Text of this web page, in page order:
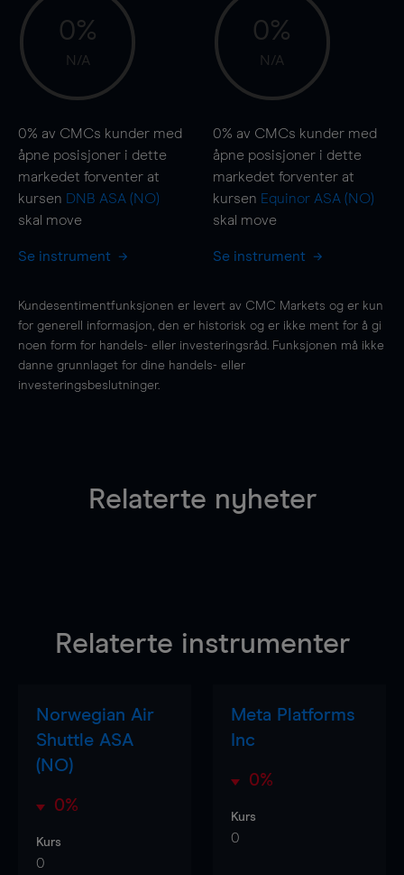
0%
N/A
0% av CMCs kunder med
åpne posisjoner i dette
markedet forventer at
kursen DNB ASA (NO)
skal move
Se instrument
0%
N/A
0% av CMCs kunder med
åpne posisjoner i dette
markedet forventer at
kursen Equinor ASA (NO)
skal move
Se instrument
Kundesentimentfunksjonen er levert av CMC Markets og er kun
for generell informasjon, den er historisk og er ikke ment for å gi
noen form for handels- eller investeringsråd. Funksjonen må ikke
danne grunnlaget for dine handels- eller
investeringsbeslutninger.
Relaterte nyheter
Relaterte instrumenter
Norwegian Air
Shuttle ASA
(NO)
0%
Kurs
0
Meta Platforms
Inc
0%
Kurs
0